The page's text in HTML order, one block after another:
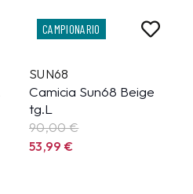
CAMPIONARIO
SUN68
Camicia Sun68 Beige
tg.L
90,00 €
53,99€